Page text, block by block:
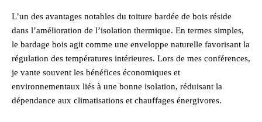
L’un des avantages notables du toiture bardée de bois réside
dans l’amélioration de l’isolation thermique. En termes simples,
le bardage bois agit comme une enveloppe naturelle favorisant la
régulation des températures intérieures. Lors de mes conférences,
je vante souvent les bénéfices économiques et
environnementaux liés à une bonne isolation, réduisant la
dépendance aux climatisations et chauffages énergivores.